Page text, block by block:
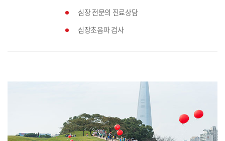
심장 전문의 진료상담
심장초음파 검사